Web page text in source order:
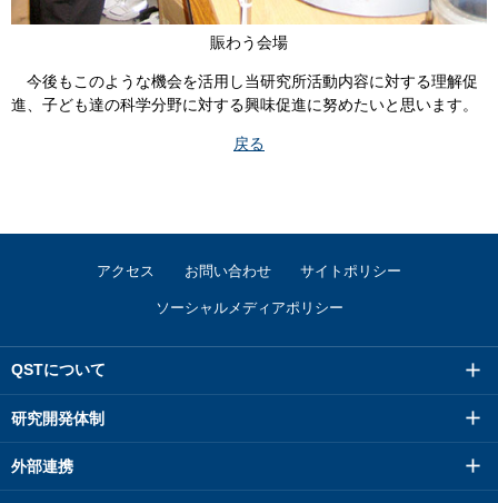
賑わう会場
今後もこのような機会を活用し当研究所活動内容に対する理解促
進、子ども達の科学分野に対する興味促進に努めたいと思います。
戻る
アクセス お問い合わせ サイトポリシー
ソーシャルメディアポリシー
QSTについて
研究開発体制
外部連携